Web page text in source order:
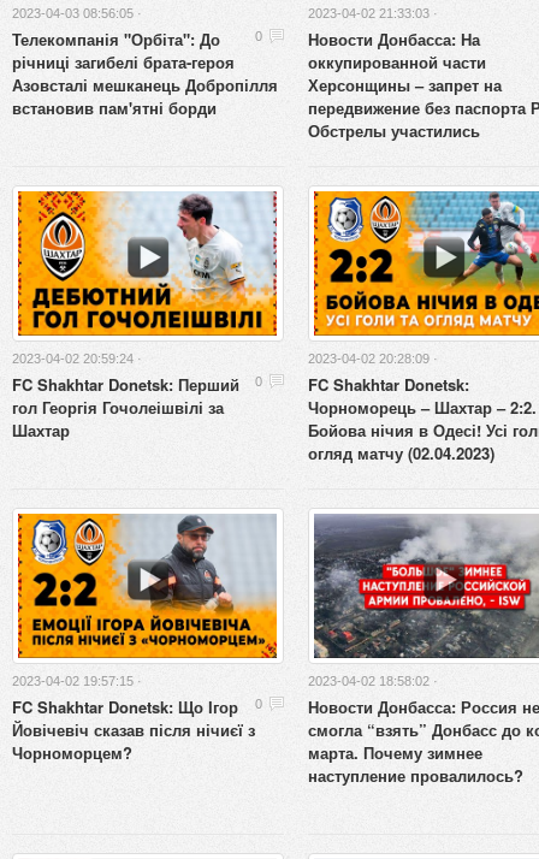
2023-04-03 08:56:05 ·
0
Телекомпанія "Орбіта": До
річниці загибелі брата-героя
Азовсталі мешканець Добропілля
встановив пам'ятні борди
2023-04-02 21:33:03 ·
Новости Донбасса: На
оккупированной части
Херсонщины – запрет на
передвижение без паспорта
Обстрелы участились
2023-04-02 20:59:24 ·
0
FC Shakhtar Donetsk: Перший
гол Георгія Гочолеішвілі за
Шахтар
2023-04-02 20:28:09 ·
FC Shakhtar Donetsk:
Чорноморець – Шахтар – 2:2.
Бойова нічия в Одесі! Усі
огляд матчу (02.04.2023)
2023-04-02 19:57:15 ·
0
FC Shakhtar Donetsk: Що Ігор
Йовічевіч сказав після нічиєї з
Чорноморцем?
2023-04-02 18:58:02 ·
Новости Донбасса: Россия не
смогла “взять” Донбасс до
марта. Почему зимнее
наступление провалилось?